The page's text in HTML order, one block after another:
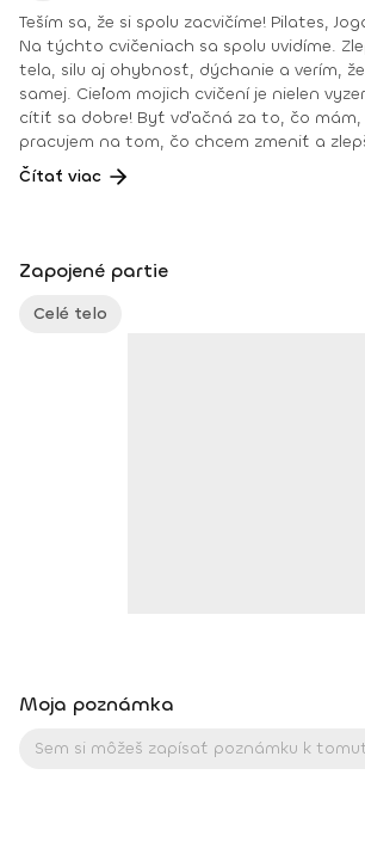
Teším sa, že si spolu zacvičíme! Pilates, Joga a Gravid joga.
Na týchto cvičeniach sa spolu uvidíme.
tela, silu aj ohybnosť, dýchanie a verím,
samej. Cieľom mojich cvičení je nielen
cítiť sa dobre! Byť vďačná za to, čo
pracujem na tom, čo chcem zmeniť a zlepšiť. Pridáš
Teším sa na teba na online lekciách vo
Fitshaker podcaste! Taktiež osobne na
týchto stránkach: FB: www.facebook.com/flowandrea9 IG :
@andrea_mindfulflow Dosiahnuté vzdelanie: • Špecializačný
kurz Pilates inštruktor (FACE CZECH
Čítať viac
Zapojené partie
Celé telo
Moja poznámka